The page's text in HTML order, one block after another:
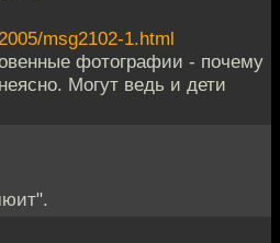
msg2102-1.html
фотографии - почему
Могут ведь и дети